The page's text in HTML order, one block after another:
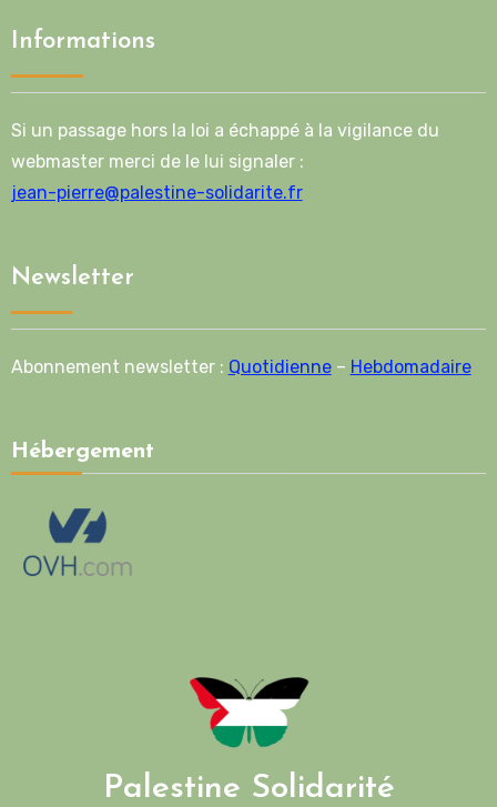
Informations
Si un passage hors la loi a échappé à la vigilance du
webmaster merci de le lui signaler :
jean-pierre@palestine-solidarite.fr
Newsletter
Abonnement newsletter : Quotidienne– Hebdomadaire
Hébergement
Palestine Solidarité